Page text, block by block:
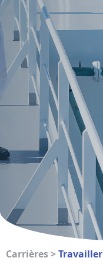
Carrières>Travailler